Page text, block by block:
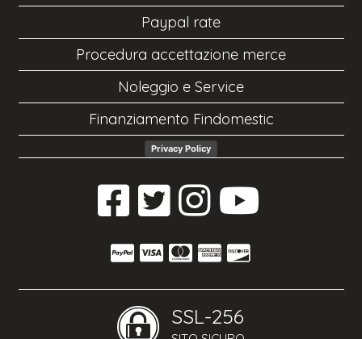
Paypal rate
Procedura accettazione merce
Noleggio e Service
Finanziamento Findomestic
Privacy Policy
SSL-256